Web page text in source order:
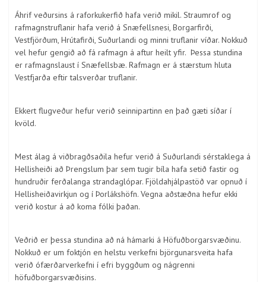
Áhrif veðursins á raforkukerfið hafa verið mikil. Straumrof og
rafmagnstruflanir hafa verið á Snæfellsnesi, Borgarfirði,
Vestfjörðum, Hrútafirði, Suðurlandi og minni truflanir víðar. Nokkuð
vel hefur gengið að fá rafmagn á aftur heilt yfir. Þessa stundina
er rafmagnslaust í Snæfellsbæ. Rafmagn er á stærstum hluta
Vestfjarða eftir talsverðar truflanir.
Ekkert flugveður hefur verið seinnipartinn en það gæti síðar í
kvöld.
Mest álag á viðbragðsaðila hefur verið á Suðurlandi sérstaklega á
Hellisheiði að Þrengslum þar sem tugir bíla hafa setið fastir og
hundruðir ferðalanga strandaglópar. Fjöldahjálpastöð var opnuð í
Hellisheiðavirkjun og í Þorlákshöfn. Vegna aðstæðna hefur ekki
verið kostur á að koma fólki þaðan.
Veðrið er þessa stundina að ná hámarki á Höfuðborgarsvæðinu.
Nokkuð er um foktjón en helstu verkefni björgunarsveita hafa
verið ófærðarverkefni í efri byggðum og nágrenni
höfuðborgarsvæðisins.